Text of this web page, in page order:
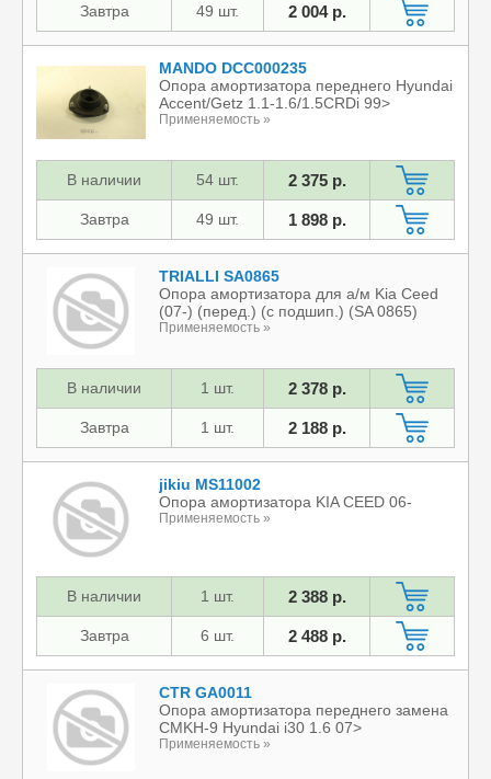
Завтра 49 шт. 2 004 р.
MANDO DCC000235
Опора амортизатора переднего Hyundai
Accent/Getz 1.1-1.6/1.5CRDi 99>
Применяемость »
В наличии 54 шт. 2 375 р.
Завтра 49 шт. 1 898 р.
TRIALLI SA0865
Опора амортизатора для а/м Kia Ceed
(07-) (перед.) (с подшип.) (SA 0865)
Применяемость »
В наличии 1 шт. 2 378 р.
Завтра 1 шт. 2 188 р.
jikiu MS11002
Опора амортизатора KIA CEED 06-
Применяемость »
В наличии 1 шт. 2 388 р.
Завтра 6 шт. 2 488 р.
CTR GA0011
Опора амортизатора переднего замена
CMKH-9 Hyundai i30 1.6 07>
Применяемость »